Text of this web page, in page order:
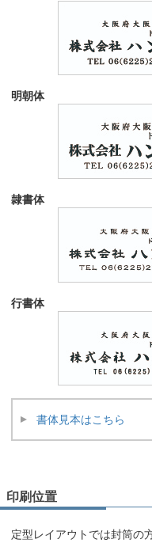
明朝体
隷書体
行書体
書体見本はこちら
印刷位置
定型レイアウトでは封筒の